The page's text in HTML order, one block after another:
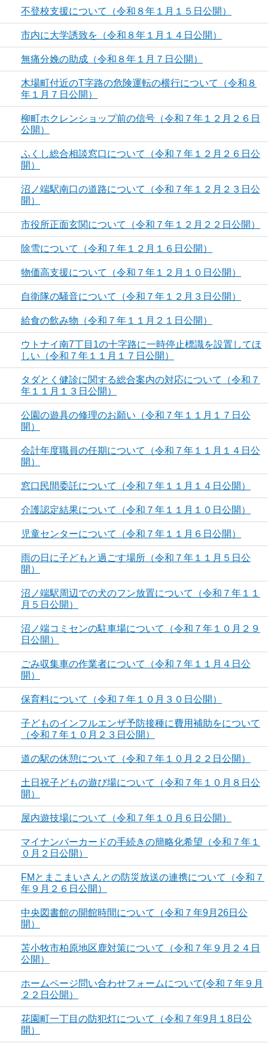
不登校支援について（令和８年１月１５日公開）
市内に大学誘致を（令和８年１月１４日公開）
無痛分娩の助成（令和８年１月７日公開）
木場町付近のT字路の危険運転の横行について（令和８
年１月７日公開）
柳町ホクレンショップ前の信号（令和７年１２月２６日
公開）
ふくし総合相談窓口について（令和７年１２月２６日公
開）
沼ノ端駅南口の道路について（令和７年１２月２３日公
開）
市役所正面玄関について（令和７年１２月２２日公開）
除雪について（令和７年１２月１６日公開）
物価高支援について（令和７年１２月１０日公開）
自衛隊の騒音について（令和７年１２月３日公開）
給食の飲み物（令和７年１１月２１日公開）
ウトナイ南7丁目1の十字路に一時停止標識を設置してほ
しい（令和７年１１月１７日公開）
タダとく健診に関する総合案内の対応について（令和７
年１１月１３日公開）
公園の遊具の修理のお願い（令和７年１１月１７日公
開）
会計年度職員の任期について（令和７年１１月１４日公
開）
窓口民間委託について（令和７年１１月１４日公開）
介護認定結果について（令和７年１１月１０日公開）
児童センターについて（令和７年１１月６日公開）
雨の日に子どもと過ごす場所（令和７年１１月５日公
開）
沼ノ端駅周辺での犬のフン放置について（令和７年１１
月５日公開）
沼ノ端コミセンの駐車場について（令和７年１０月２９
日公開）
ごみ収集車の作業者について（令和７年１１月４日公
開）
保育料について（令和７年１０月３０日公開）
子どものインフルエンザ予防接種に費用補助をについて
（令和７年１０月２３日公開）
道の駅の休憩について（令和７年１０月２２日公開）
土日祝子どもの遊び場について（令和７年１０月８日公
開）
屋内遊技場について（令和７年１０月６日公開）
マイナンバーカードの手続きの簡略化希望（令和７年１
０月２日公開）
FMとまこまいさんとの防災放送の連携について（令和７
年９月２６日公開）
中央図書館の開館時間について（令和７年9月26日公
開）
苫小牧市柏原地区鹿対策について（令和７年９月２４日
公開）
ホームページ問い合わせフォームについて(令和７年９月
２２日公開）
花園町一丁目の防犯灯について（令和７年9月１8日公
開）